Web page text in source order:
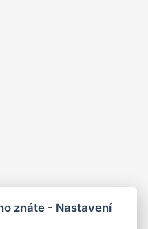
znáte - Nastavení